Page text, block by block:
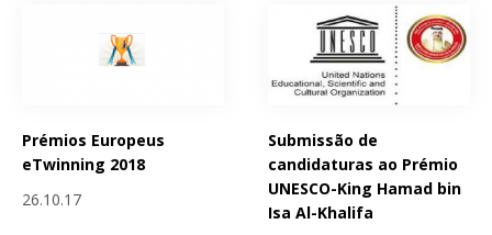
Prémios Europeus
eTwinning 2018
26.10.17
Submissão de
candidaturas ao Prémio
UNESCO-King Hamad bin
Isa Al-Khalifa